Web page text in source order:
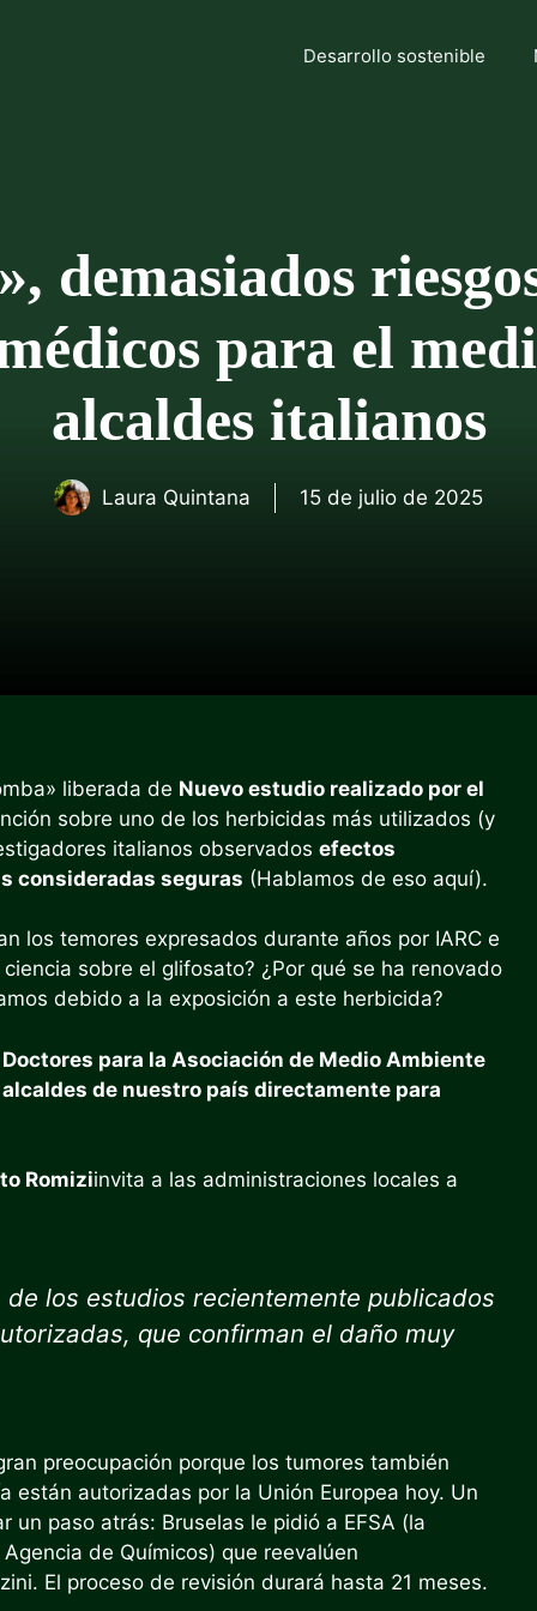
Desarrollo sostenible
demasiados
para el
alcaldes italianos
Laura Quintana 15 de julio de 2025
liberada de Nuevo estudio realizado por el
sobre uno de los herbicidas más utilizados (y
italianos observados efectos
consideradas seguras (Hablamos de eso aquí).
los temores expresados durante años por IARC e
sobre el glifosato? ¿Por qué se ha renovado
debido a la exposición a este herbicida?
Doctores para la Asociación de Medio Ambiente
de nuestro país directamente para
Romiziinvita a las administraciones locales a
los estudios recientemente publicados
que confirman el daño muy
preocupación porque los tumores también
autorizadas por la Unión Europea hoy. Un
un paso atrás: Bruselas le pidió a EFSA (la
de Químicos) que reevalúen
El proceso de revisión durará hasta 21 meses.